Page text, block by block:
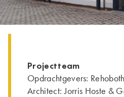
Projectteam
Opdrachtgevers:
Architect: Jorris Hoste &